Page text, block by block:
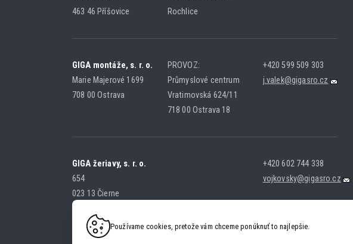
463 46 Příšovice
Rochlice
GIGA montáže, s. r. o.
Marie Majerové 1699
708 00 Ostrava
PROVOZ:
Průmyslové centrum
Vratimovská 624/11
718 00 Ostrava 18
+420 599 509 303
j.valek@gigasro.cz
GIGA žeriavy, s. r. o.
654
023 13 Čierne
+420 602 744 338
vojkovsky@gigasro.cz
Používame cookies, pretože vám chceme ponúknuť to najlepšie.